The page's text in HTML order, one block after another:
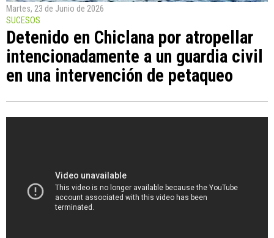
Martes, 23 de Junio de 2026
SUCESOS
Detenido en Chiclana por atropellar
intencionadamente a un guardia civil
en una intervención de petaqueo